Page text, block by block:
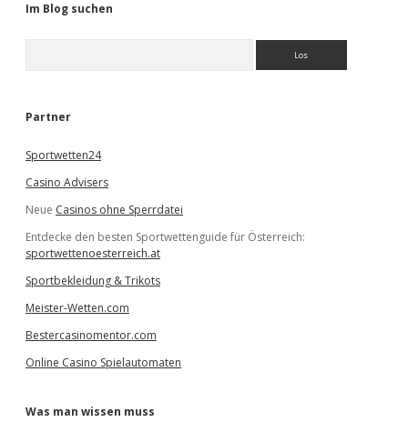
Im Blog suchen
e
Partner
Sportwetten24
Casino Advisers
Neue Casinos ohne Sperrdatei
Entdecke den besten Sportwettenguide für Österreich:
sportwettenoesterreich.at
Sportbekleidung & Trikots
Meister-Wetten.com
Bestercasinomentor.com
Online Casino Spielautomaten
Was man wissen muss